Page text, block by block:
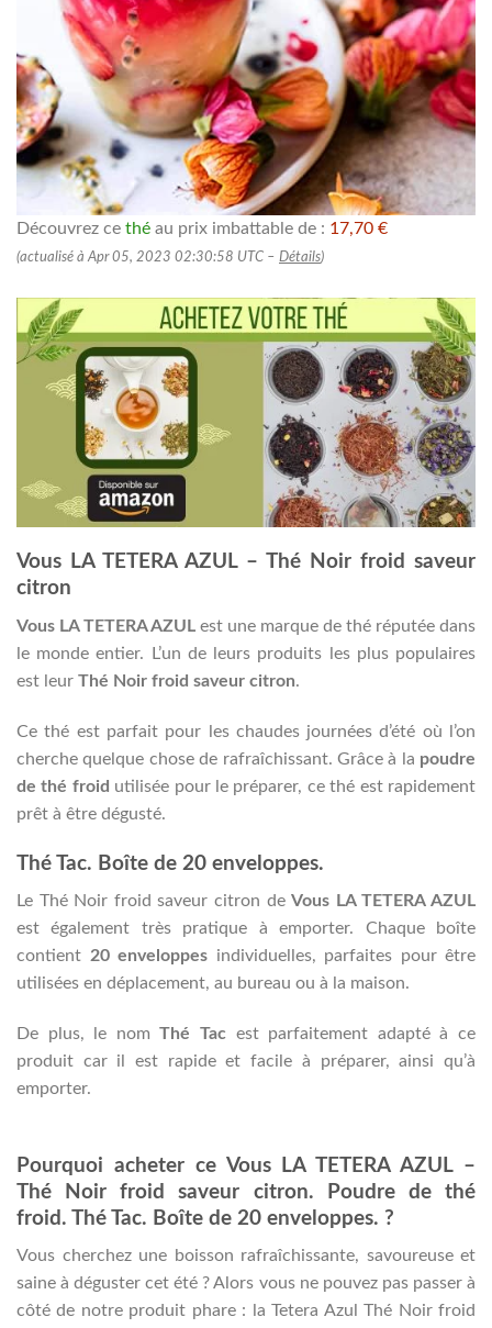
Découvrez ce thé au prix imbattable de : 17,70 €
(actualisé à Apr 05, 2023 02:30:58 UTC – Détails)
Vous LA TETERA AZUL – Thé Noir froid saveur
citron
Vous LA TETERA AZUL est une marque de thé réputée dans
le monde entier. L’un de leurs produits les plus populaires
est leur Thé Noir froid saveur citron.
Ce thé est parfait pour les chaudes journées d’été où l’on
cherche quelque chose de rafraîchissant. Grâce à la poudre
de thé froid utilisée pour le préparer, ce thé est rapidement
prêt à être dégusté.
Thé Tac. Boîte de 20 enveloppes.
Le Thé Noir froid saveur citron deVous LA TETERA AZUL
est également très pratique à emporter. Chaque boîte
contient 20 enveloppes individuelles, parfaites pour être
utilisées en déplacement, au bureau ou à la maison.
De plus, le nomThé Tac est parfaitement adapté à ce
produit car il est rapide et facile à préparer, ainsi qu’à
emporter.
Pourquoi acheter ce Vous LA TETERA AZUL –
Thé Noir froid saveur citron. Poudre de thé
froid. Thé Tac. Boîte de 20 enveloppes. ?
Vous cherchez une boisson rafraîchissante, savoureuse et
saine à déguster cet été ? Alors vous ne pouvez pas passer à
côté de notre produit phare : la Tetera Azul Thé Noir froid